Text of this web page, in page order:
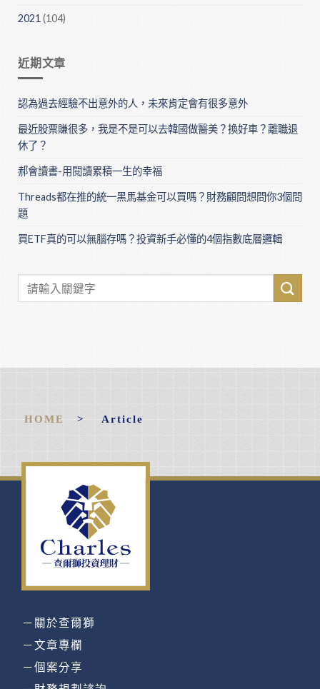
2021 (104)
近期文章
認為過去經驗不出意外的人，未來肯定會有很多意外
最近股票賺很多，我是不是可以去韓國做醫美？換好車？離職退
休了？
郝會讀書-用閱讀累積一生的幸福
Threads都在推的統一黑馬基金可以買嗎？財務顧問想問你3個問
題
買ETF真的可以無腦存嗎？投資新手必懂的4個指數底層邏輯
HOME > Article
－關於查爾獅
－文章專欄
－個案分享